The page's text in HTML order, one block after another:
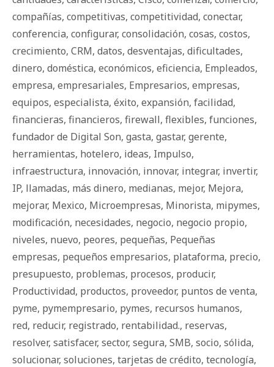
compañías, competitivas, competitividad, conectar,
conferencia, configurar, consolidación, cosas, costos,
crecimiento, CRM, datos, desventajas, dificultades,
dinero, doméstica, económicos, eficiencia, Empleados,
empresa, empresariales, Empresarios, empresas,
equipos, especialista, éxito, expansión, facilidad,
financieras, financieros, firewall, flexibles, funciones,
fundador de Digital Son, gasta, gastar, gerente,
herramientas, hotelero, ideas, Impulso,
infraestructura, innovación, innovar, integrar, invertir,
IP, llamadas, más dinero, medianas, mejor, Mejora,
mejorar, Mexico, Microempresas, Minorista, mipymes,
modificación, necesidades, negocio, negocio propio,
niveles, nuevo, peores, pequeñas, Pequeñas
empresas, pequeños empresarios, plataforma, precio,
presupuesto, problemas, procesos, producir,
Productividad, productos, proveedor, puntos de venta,
pyme, pymempresario, pymes, recursos humanos,
red, reducir, registrado, rentabilidad., reservas,
resolver, satisfacer, sector, segura, SMB, socio, sólida,
solucionar, soluciones, tarjetas de crédito, tecnología,